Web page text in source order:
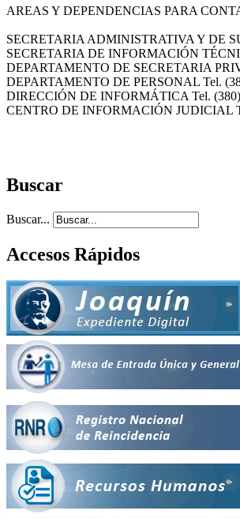
AREAS Y DEPENDENCIAS PARA
SECRETARIA ADMINISTRATIVA Y DE
SECRETARIA DE INFORMACIÓN
DEPARTAMENTO DE SECRETARIA
DEPARTAMENTO DE PERSONAL Tel.
DIRECCIÓN DE INFORMÁTICA Tel. (380)
CENTRO DE INFORMACIÓN JUDICIAL
Buscar
Buscar...
Accesos Rápidos